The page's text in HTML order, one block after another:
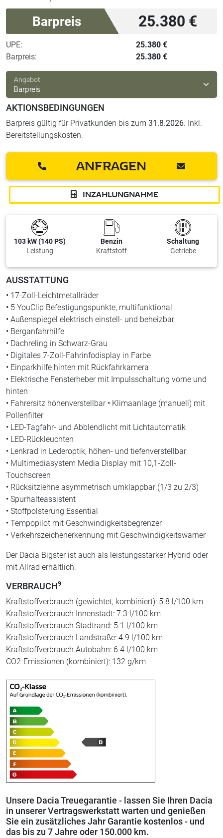
Barpreis 25.380 €
UPE:
25.380 €
Barpreis:
25.380 €
Barpreis
Angebot
AKTIONSBEDINGUNGEN
Barpreis gültig für Privatkunden bis zum 31.8.2026. Inkl.
Bereitstellungskosten.
ANFRAGEN
INZAHLUNGNAHME
103 kW (140 PS)
Leistung
Benzin
Kraftstoff
Schaltung
Getriebe
AUSSTATTUNG
• 17-Zoll-Leichtmetallräder
• 5 YouClip Befestigungspunkte, multifunktional
• Außenspiegel elektrisch einstell- und beheizbar
• Berganfahrhilfe
• Dachreling in Schwarz-Grau
• Digitales 7-Zoll-Fahrinfodisplay in Farbe
• Einparkhilfe hinten mit Rückfahrkamera
• Elektrische Fensterheber mit Impulsschaltung vorne und
hinten
• Fahrersitz höhenverstellbar • Klimaanlage (manuell) mit
Pollenfilter
• LED-Tagfahr- und Abblendlicht mit Lichtautomatik
• LED-Rückleuchten
• Lenkrad in Lederoptik, höhen- und tiefenverstellbar
• Multimediasystem Media Display mit 10,1-Zoll-
Touchscreen
• Rücksitzlehne asymmetrisch umklappbar (1/3 zu 2/3)
• Spurhalteassistent
• Stoffpolsterung Essential
• Tempopilot mit Geschwindigkeitsbegrenzer
• Verkehrszeichenerkennung mit Geschwindigkeitswarner
Der Dacia Bigster ist auch als leistungsstarker Hybrid oder
mit Allrad erhältlich.
VERBRAUCH9
Kraftstoffverbrauch (gewichtet, kombiniert): 5.8 l/100 km
Kraftstoffverbrauch Innenstadt: 7.3 l/100 km
Kraftstoffverbrauch Stadtrand: 5.1 l/100 km
Kraftstoffverbrauch Landstraße: 4.9 l/100 km
Kraftstoffverbrauch Autobahn: 6.4 l/100 km
CO2-Emissionen (kombiniert): 132 g/km
Unsere Dacia Treuegarantie - lassen Sie Ihren Dacia
in unserer Vertragswerkstatt warten und genießen
Sie ein zusätzliches Jahr Garantie kostenlos - und
das bis zu 7 Jahre oder 150.000 km.